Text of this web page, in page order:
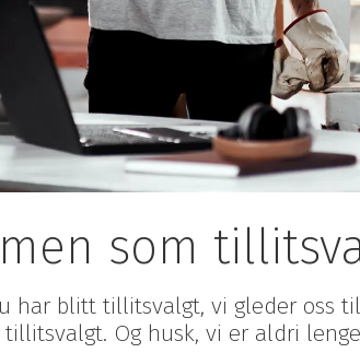
som
har blitt tillitsvalgt, vi gleder oss
Og husk, vi er aldri